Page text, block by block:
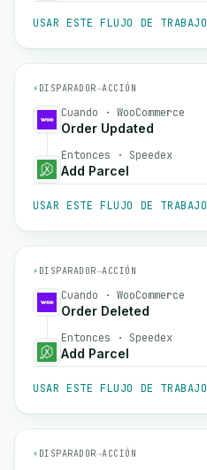
USAR ESTE FLUJO DE TRABAJO
⚡ DISPARADOR→ACCIÓN
Cuando · WooCommerce
Order Updated
Entonces · Speedex
Add Parcel
USAR ESTE FLUJO DE TRABAJO
⚡ DISPARADOR→ACCIÓN
Cuando · WooCommerce
Order Deleted
Entonces · Speedex
Add Parcel
USAR ESTE FLUJO DE TRABAJO
⚡ DISPARADOR→ACCIÓN